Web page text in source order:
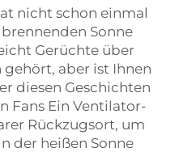
nicht schon einmal
Sonne
Gerüchte über
aber ist Ihnen
diesen Geschichten
Fans Ein Ventilator-
Rückzugsort, um
der heißen Sonne